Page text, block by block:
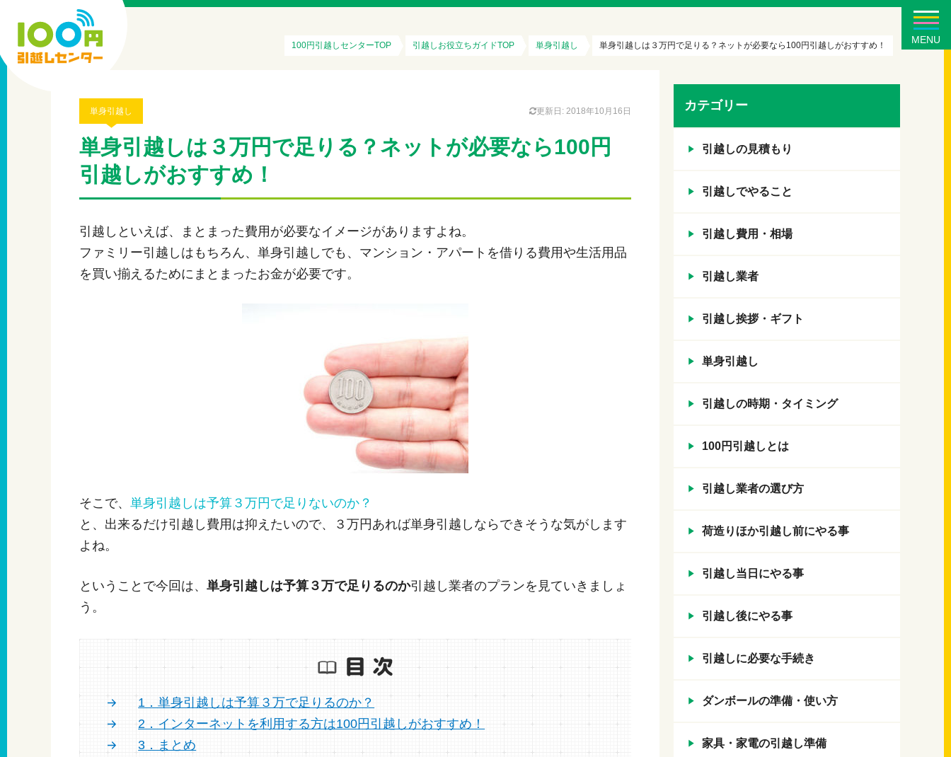
MENU
100円引越しセンターTOP 引越しお役立ちガイドTOP 単身引越し 単身引越しは３万円で足りる？ネットが必要なら100円引越しがおすすめ！
単身引越し 更新日: 2018年10月16日
単身引越しは３万円で足りる？ネットが必要なら100円
引越しがおすすめ！
引越しといえば、まとまった費用が必要なイメージがありますよね。
ファミリー引越しはもちろん、単身引越しでも、マンション・アパートを借りる費用や生活用品
を買い揃えるためにまとまったお金が必要です。
そこで、 単身引越しは予算３万円で足りないのか？
と、出来るだけ引越し費用は抑えたいので、３万円あれば単身引越しならできそうな気がします
よね。
ということで今回は、 単身引越しは予算３万で足りるのか引越し業者のプランを見ていきましょ
う。
1．単身引越しは予算３万で足りるのか？
2．インターネットを利用する方は100円引越しがおすすめ！
3．まとめ
カテゴリー
引越しの見積もり
引越しでやること
引越し費用・相場
引越し業者
引越し挨拶・ギフト
単身引越し
引越しの時期・タイミング
100円引越しとは
引越し業者の選び方
荷造りほか引越し前にやる事
引越し当日にやる事
引越し後にやる事
引越しに必要な手続き
ダンボールの準備・使い方
家具・家電の引越し準備